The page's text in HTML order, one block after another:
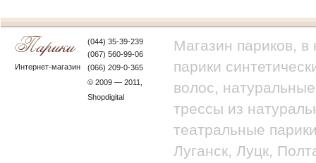
Интернет-магазин
(044) 35-39-239
(067) 560-99-06
(066) 209-0-365
© 2009 — 2011,
Shopdigital
Магазин париков,
парики
волос,
трессы из
театральные
Луганск, Луцк,